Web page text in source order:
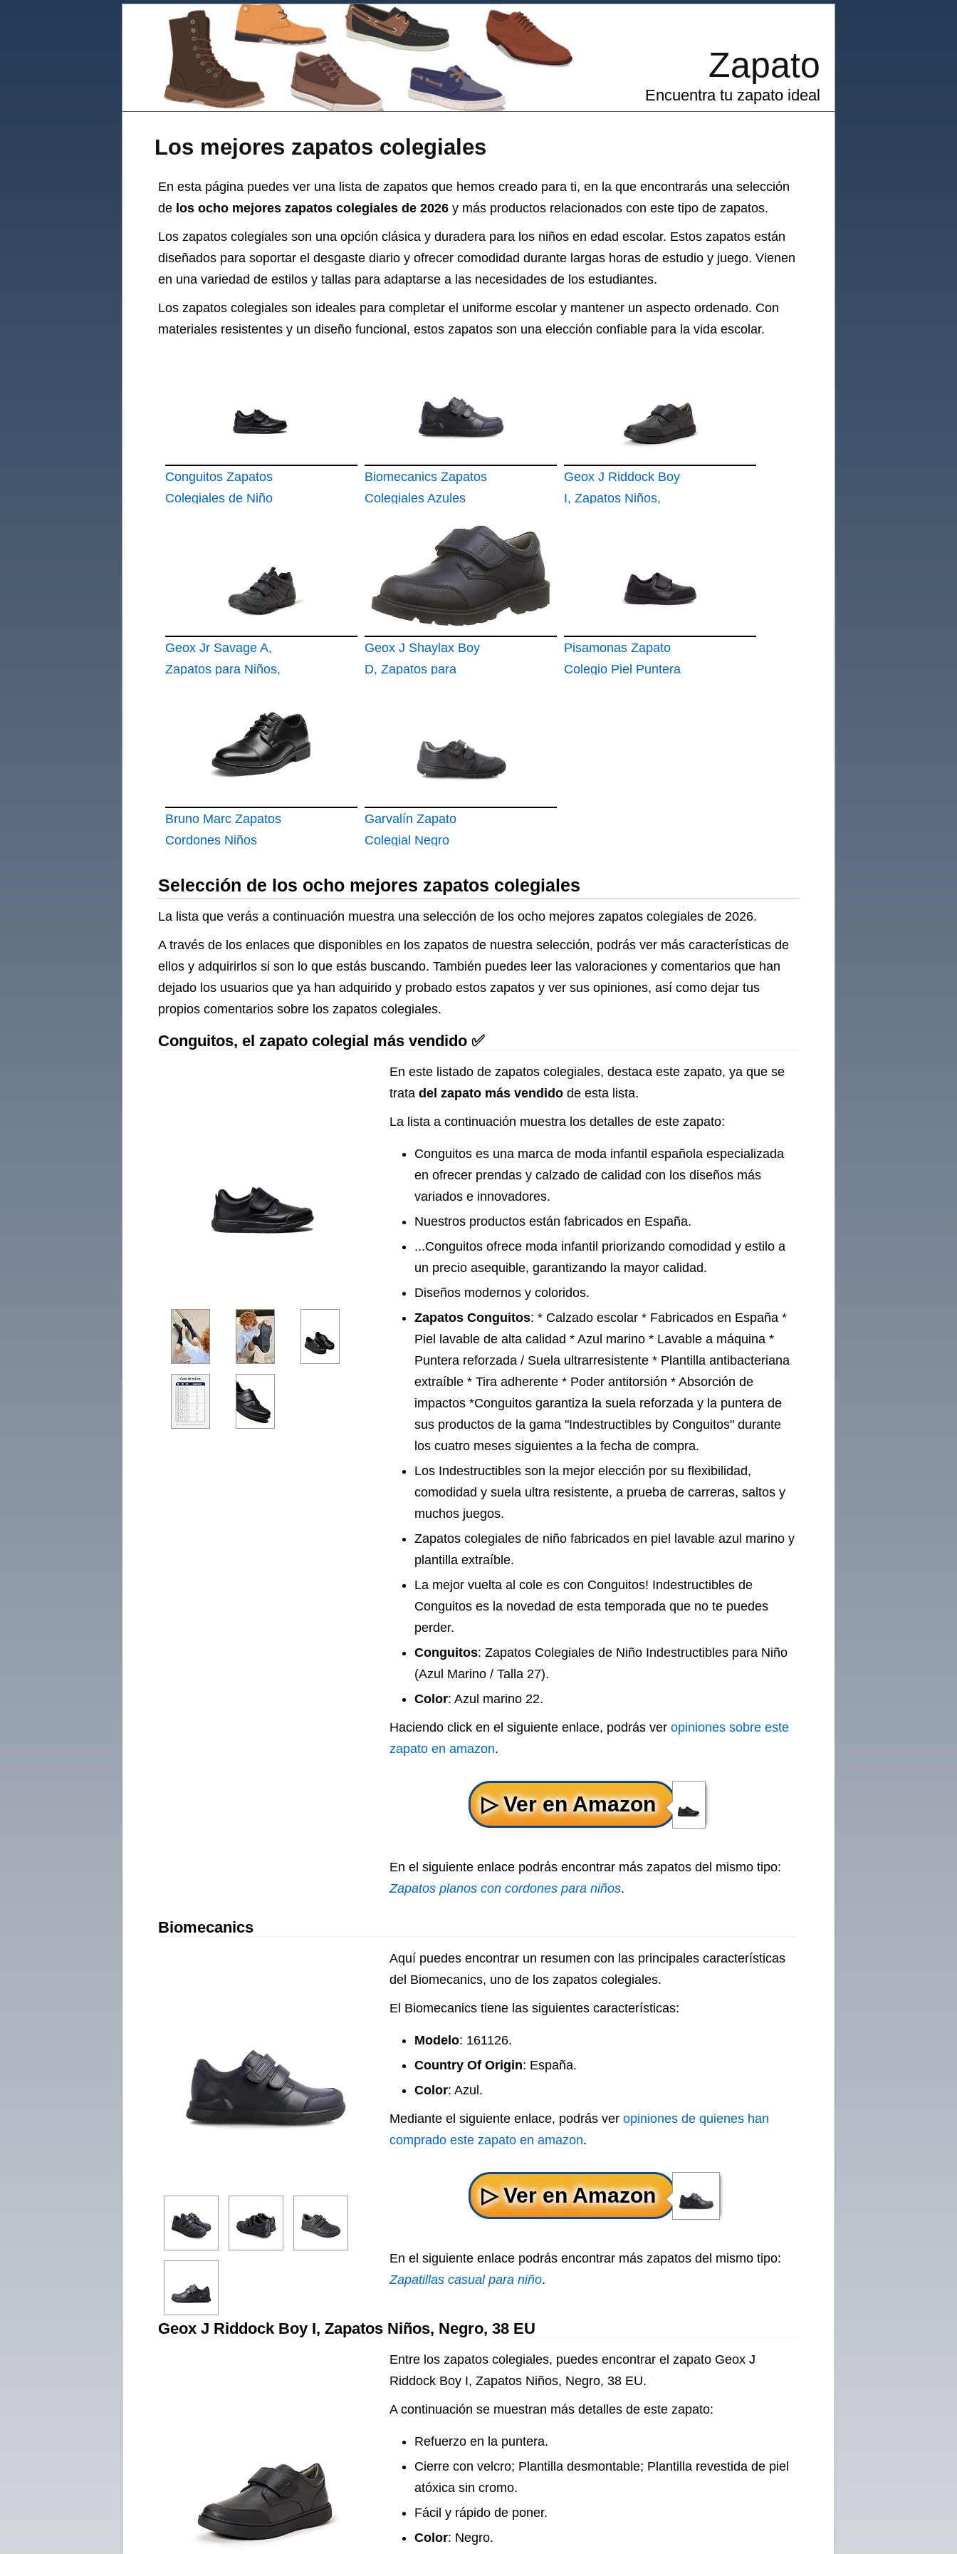
Los mejores zapatos colegiales
Zapato
Encuentra tu zapato ideal
En esta página puedes ver una lista de zapatos que hemos creado para ti, en la que encontrarás una selección
de los ocho mejores zapatos colegiales de 2026 y más productos relacionados con este tipo de zapatos.
Los zapatos colegiales son una opción clásica y duradera para los niños en edad escolar. Estos zapatos están
diseñados para soportar el desgaste diario y ofrecer comodidad durante largas horas de estudio y juego. Vienen
en una variedad de estilos y tallas para adaptarse a las necesidades de los estudiantes.
Los zapatos colegiales son ideales para completar el uniforme escolar y mantener un aspecto ordenado. Con
materiales resistentes y un diseño funcional, estos zapatos son una elección confiable para la vida escolar.
Conguitos Zapatos
Colegiales de Niño
Biomecanics Zapatos
Colegiales Azules
Geox J Riddock Boy
I, Zapatos Niños,
Geox Jr Savage A,
Zapatos para Niños,
Geox J Shaylax Boy
D, Zapatos para
Pisamonas Zapato
Colegio Piel Puntera
Bruno Marc Zapatos
Cordones Niños
Garvalín Zapato
Colegial Negro
Selección de los ocho mejores zapatos colegiales
La lista que verás a continuación muestra una selección de los ocho mejores zapatos colegiales de 2026.
A través de los enlaces que disponibles en los zapatos de nuestra selección, podrás ver más características de
ellos y adquirirlos si son lo que estás buscando. También puedes leer las valoraciones y comentarios que han
dejado los usuarios que ya han adquirido y probado estos zapatos y ver sus opiniones, así como dejar tus
propios comentarios sobre los zapatos colegiales.
Conguitos, el zapato colegial más vendido ✅
En este listado de zapatos colegiales, destaca este zapato, ya que se
trata del zapato más vendido de esta lista.
La lista a continuación muestra los detalles de este zapato:
Conguitos es una marca de moda infantil española especializada
en ofrecer prendas y calzado de calidad con los diseños más
variados e innovadores.
Nuestros productos están fabricados en España.
...Conguitos ofrece moda infantil priorizando comodidad y estilo a
un precio asequible, garantizando la mayor calidad.
Diseños modernos y coloridos.
Zapatos Conguitos: * Calzado escolar * Fabricados en España *
Piel lavable de alta calidad * Azul marino * Lavable a máquina *
Puntera reforzada / Suela ultrarresistente * Plantilla antibacteriana
extraíble * Tira adherente * Poder antitorsión * Absorción de
impactos *Conguitos garantiza la suela reforzada y la puntera de
sus productos de la gama "Indestructibles by Conguitos" durante
los cuatro meses siguientes a la fecha de compra.
Los Indestructibles son la mejor elección por su flexibilidad,
comodidad y suela ultra resistente, a prueba de carreras, saltos y
muchos juegos.
Zapatos colegiales de niño fabricados en piel lavable azul marino y
plantilla extraíble.
La mejor vuelta al cole es con Conguitos! Indestructibles de
Conguitos es la novedad de esta temporada que no te puedes
perder.
Conguitos: Zapatos Colegiales de Niño Indestructibles para Niño
(Azul Marino / Talla 27).
Color: Azul marino 22.
Haciendo click en el siguiente enlace, podrás ver opiniones sobre este
zapato en amazon.
En el siguiente enlace podrás encontrar más zapatos del mismo tipo:
Zapatos planos con cordones para niños.
Biomecanics
Aquí puedes encontrar un resumen con las principales características
del Biomecanics, uno de los zapatos colegiales.
El Biomecanics tiene las siguientes características:
Modelo: 161126.
Country Of Origin: España.
Color: Azul.
Mediante el siguiente enlace, podrás ver opiniones de quienes han
comprado este zapato en amazon.
En el siguiente enlace podrás encontrar más zapatos del mismo tipo:
Zapatillas casual para niño.
Geox J Riddock Boy I, Zapatos Niños, Negro, 38 EU
Entre los zapatos colegiales, puedes encontrar el zapato Geox J
Riddock Boy I, Zapatos Niños, Negro, 38 EU.
A continuación se muestran más detalles de este zapato:
Refuerzo en la puntera.
Cierre con velcro; Plantilla desmontable; Plantilla revestida de piel
atóxica sin cromo.
Fácil y rápido de poner.
Color: Negro.